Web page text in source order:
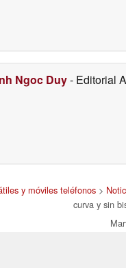
Ngoc Duy- Editorial
y móviles teléfonos >
curva y sin